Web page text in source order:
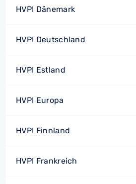
HVPI Dänemark
HVPI Deutschland
HVPI Estland
HVPI Europa
HVPI Finnland
HVPI Frankreich